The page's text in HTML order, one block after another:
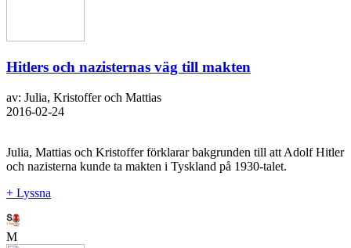
Hitlers och nazisternas väg till makten
av: Julia, Kristoffer och Mattias
2016-02-24
Julia, Mattias och Kristoffer förklarar bakgrunden till att Adolf Hitler
och nazisterna kunde ta makten i Tyskland på 1930-talet.
+ Lyssna
M